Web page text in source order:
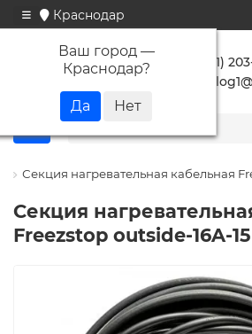
Краснодар
Ваш город —
Краснодар?
+7 (861)
Секция нагревательная кабельная
Секция
Freezstop outside-16A-15